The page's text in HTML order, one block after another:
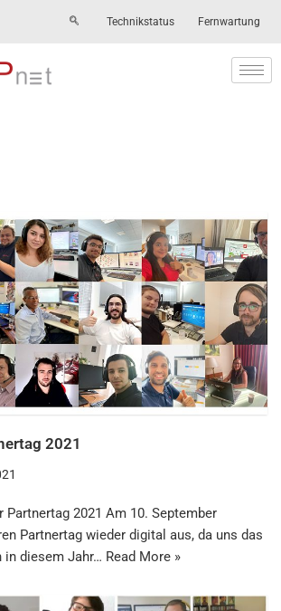
Technikstatus Fernwartung
2021
Partnertag 2021 Am 10. September
Partnertag wieder digital aus, da uns das
in diesem Jahr… Read More »